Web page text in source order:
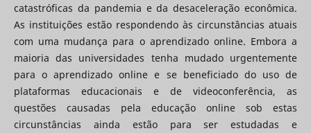
catastróficas da pandemia e da desaceleração econômica.
As instituições estão respondendo às circunstâncias atuais
com uma mudança para o aprendizado online. Embora a
maioria das universidades tenha mudado urgentemente
para o aprendizado online e se beneficiado do uso de
plataformas educacionais e de videoconferência, as
questões causadas pela educação online sob estas
circunstâncias ainda estão para ser estudadas e